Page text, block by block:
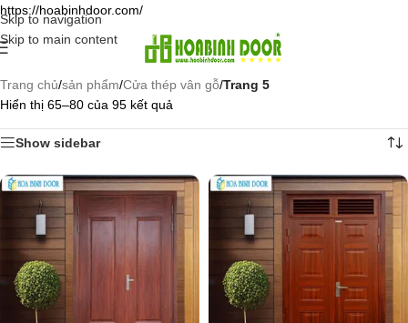
https://hoabinhdoor.com/
Skip to navigation
Skip to main content
Trang chủ/sản phẩm/Cửa thép vân gỗ/Trang 5
Hiển thị 65–80 của 95 kết quả
Show sidebar